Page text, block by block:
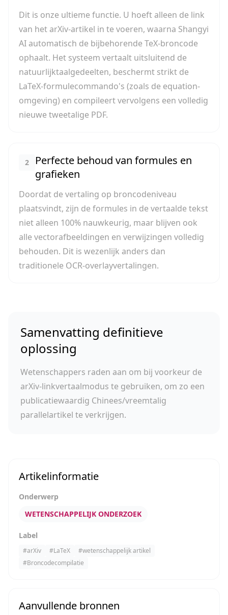
Dit is onze ultieme functie. U hoeft alleen de link
van het arXiv-artikel in te voeren, waarna Shangyi
AI automatisch de bijbehorende TeX-broncode
ophaalt. Het systeem vertaalt uitsluitend de
natuurlijktaalgedeelten, beschermt strikt de
LaTeX-formulecommando's (zoals de equation-
omgeving) en compileert vervolgens een volledig
nieuwe tweetalige PDF.
2
Perfecte behoud van formules en
grafieken
Doordat de vertaling op broncodeniveau
plaatsvindt, zijn de formules in de vertaalde tekst
niet alleen 100% nauwkeurig, maar blijven ook
alle vectorafbeeldingen en verwijzingen volledig
behouden. Dit is wezenlijk anders dan
traditionele OCR-overlayvertalingen.
Samenvatting definitieve
oplossing
Wetenschappers raden aan om bij voorkeur de
arXiv-linkvertaalmodus te gebruiken, om zo een
publicatiewaardig Chinees/vreemtalig
parallelartikel te verkrijgen.
Artikelinformatie
Onderwerp
WETENSCHAPPELIJK ONDERZOEK
Label
#arXiv #LaTeX #wetenschappelijk artikel
#Broncodecompilatie
Aanvullende bronnen